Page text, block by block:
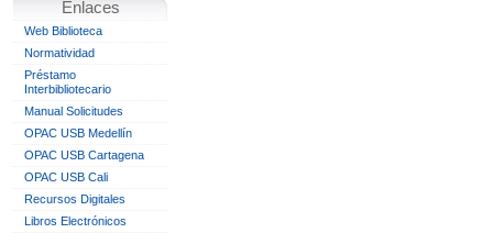
Enlaces
Web Biblioteca
Normatividad
Préstamo
Interbibliotecario
Manual Solicitudes
OPAC USB Medellín
OPAC USB Cartagena
OPAC USB Cali
Recursos Digitales
Libros Electrónicos